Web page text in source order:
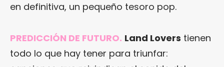
en definitiva, un pequeño tesoro pop.
PREDICCIÓN DE FUTURO. Land Lovers tienen
todo lo que hay tener para triunfar: